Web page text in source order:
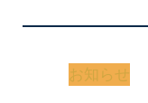
お知らせ